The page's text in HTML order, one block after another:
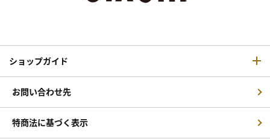
ショップガイド
お問い合わせ先
特商法に基づく表示